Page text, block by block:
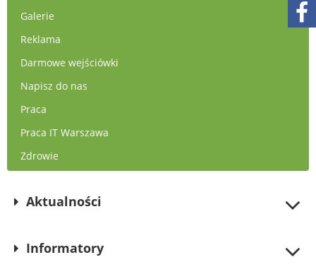
Galerie
Reklama
Darmowe wejściówki
Napisz do nas
Praca
Praca IT Warszawa
Zdrowie
Aktualności
Informatory